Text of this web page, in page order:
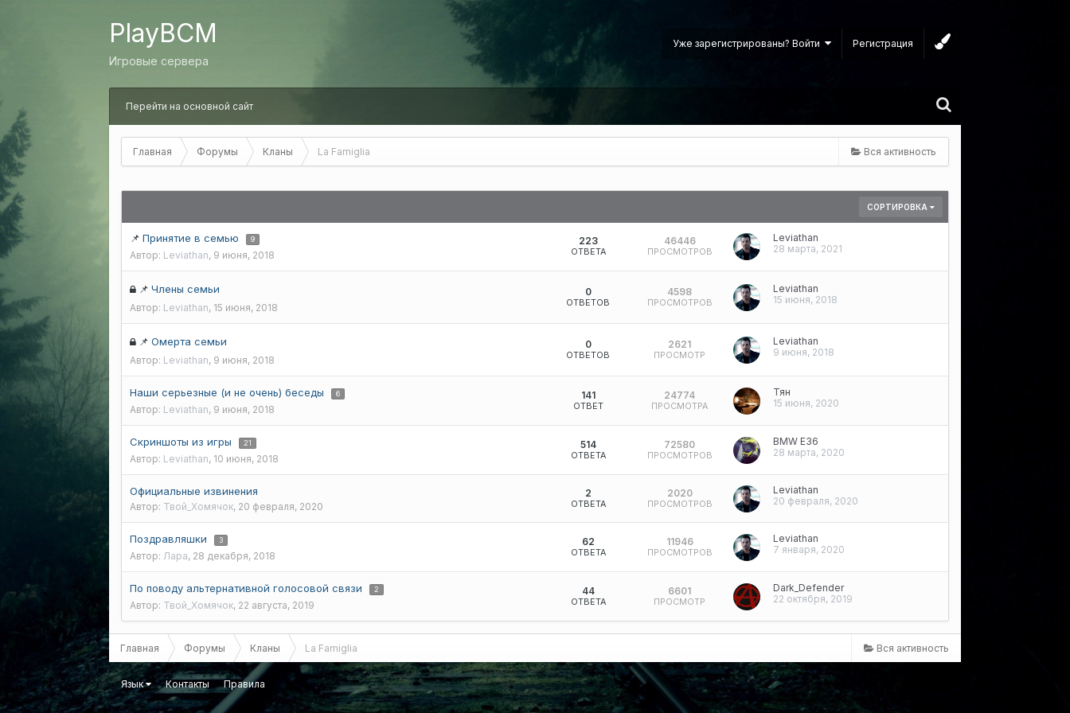
PlayBCM
Игровые сервера
Уже зарегистрированы? Войти Регистрация
Перейти на основной сайт
Вся активность
Главная Форумы Кланы La Famiglia
СОРТИРОВКА
📌 Принятие в семью 9
Автор: Leviathan, 9 июня, 2018
223
ОТВЕТА
46446
ПРОСМОТРОВ
Leviathan
28 марта, 2021
📌 Члены семьи
Автор: Leviathan, 15 июня, 2018
0
ОТВЕТОВ
4598
ПРОСМОТРОВ
Leviathan
15 июня, 2018
📌 Омерта семьи
Автор: Leviathan, 9 июня, 2018
0
ОТВЕТОВ
2621
ПРОСМОТР
Leviathan
9 июня, 2018
Наши серьезные (и не очень) беседы 6
Автор: Leviathan, 9 июня, 2018
141
ОТВЕТ
24774
ПРОСМОТРА
Тян
15 июня, 2020
Скриншоты из игры 21
Автор: Leviathan, 10 июня, 2018
514
ОТВЕТА
72580
ПРОСМОТРОВ
BMW E36
28 марта, 2020
Официальные извинения
Автор: Твой_Хомячок, 20 февраля, 2020
2
ОТВЕТА
2020
ПРОСМОТРОВ
Leviathan
20 февраля, 2020
Поздравляшки 3
Автор: Лара, 28 декабря, 2018
62
ОТВЕТА
11946
ПРОСМОТРОВ
Leviathan
7 января, 2020
По поводу альтернативной голосовой связи 2
Автор: Твой_Хомячок, 22 августа, 2019
44
ОТВЕТА
6601
ПРОСМОТР
Dark_Defender
22 октября, 2019
Вся активность
Главная Форумы Кланы La Famiglia
Язык Контакты Правила